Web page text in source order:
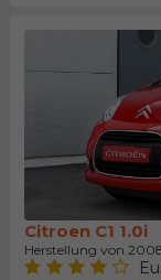
Citroen C1 1.0i
Herstellung von